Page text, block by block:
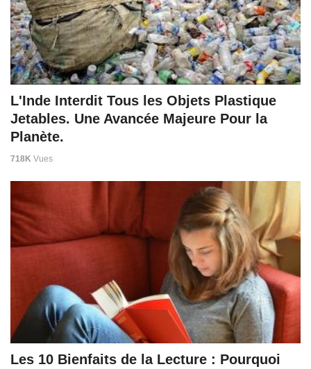
L'Inde Interdit Tous les Objets Plastique
Jetables. Une Avancée Majeure Pour la
Planète.
718K Vues
Les 10 Bienfaits de la Lecture : Pourquoi